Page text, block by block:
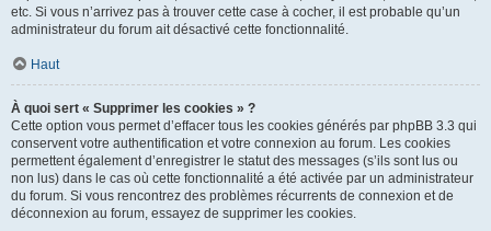
etc. Si vous n’arrivez pas à trouver cette case à cocher, il est probable qu’un
administrateur du forum ait désactivé cette fonctionnalité.
Haut
À quoi sert « Supprimer les cookies » ?
Cette option vous permet d’effacer tous les cookies générés par phpBB 3.3 qui
conservent votre authentification et votre connexion au forum. Les cookies
permettent également d’enregistrer le statut des messages (s’ils sont lus ou
non lus) dans le cas où cette fonctionnalité a été activée par un administrateur
du forum. Si vous rencontrez des problèmes récurrents de connexion et de
déconnexion au forum, essayez de supprimer les cookies.